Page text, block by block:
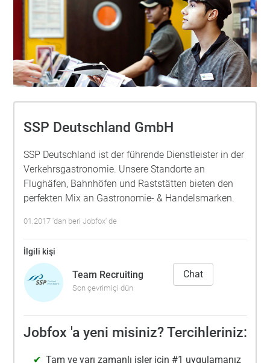
SSP Deutschland GmbH
SSP Deutschland ist der führende Dienstleister in der
Verkehrsgastronomie. Unsere Standorte an
Flughäfen, Bahnhöfen und Raststätten bieten den
perfekten Mix an Gastronomie- & Handelsmarken.
01.2017 'dan beri Jobfox' de
İlgili kişi
Team Recruiting
Son çevrimiçi dün
Chat
Jobfox 'a yeni misiniz? Tercihleriniz:
Tam ve yarı zamanlı işler için #1 uygulamanız